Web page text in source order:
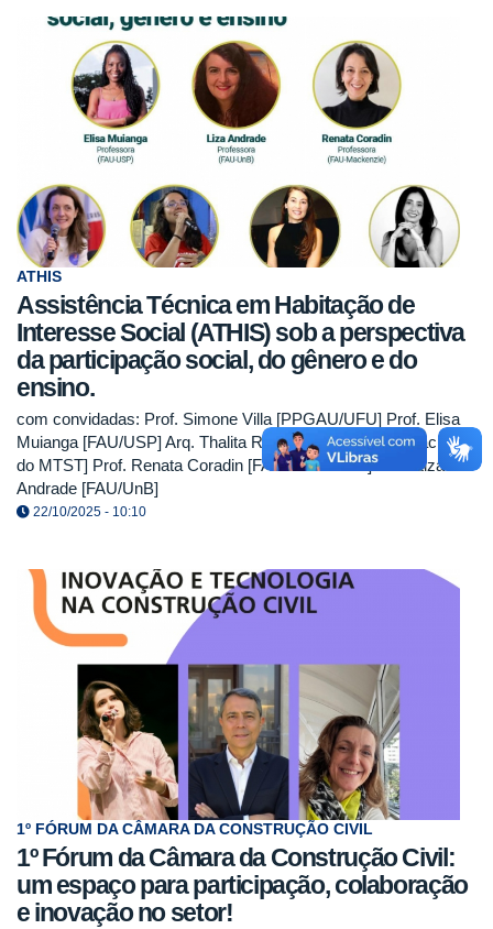
ATHIS
Assistência Técnica em Habitação de
Interesse Social (ATHIS) sob a perspectiva
da participação social, do gênero e do
ensino.
com convidadas: Prof. Simone Villa [PPGAU/UFU] Prof. Elisa
Muianga [FAU/USP] Arq. Thalita Rocha [coordenadora nacional
do MTST] Prof. Renata Coradin [FAU/Mackenzie] Prof. Liza
Andrade [FAU/UnB]
22/10/2025 - 10:10
1º FÓRUM DA CÂMARA DA CONSTRUÇÃO CIVIL
1º Fórum da Câmara da Construção Civil:
um espaço para participação, colaboração
e inovação no setor!